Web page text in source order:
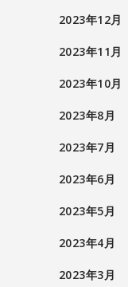
2023年12月
2023年11月
2023年10月
2023年8月
2023年7月
2023年6月
2023年5月
2023年4月
2023年3月